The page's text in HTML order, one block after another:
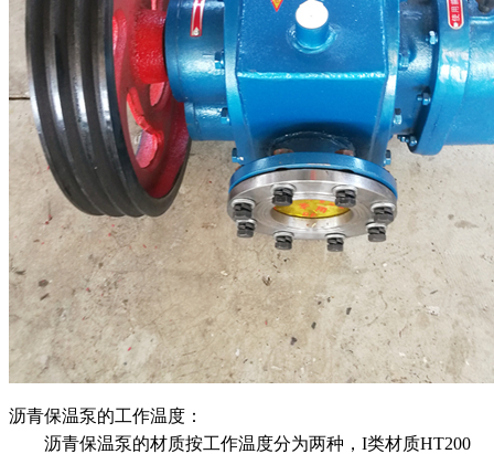
沥青保温泵的工作温度：
沥青保温泵的材质按工作温度分为两种， I类材质HT200